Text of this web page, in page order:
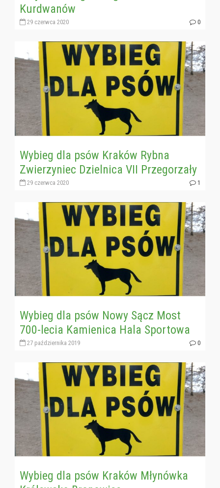
Kurdwanów
29 czerwca 2020 0
Wybieg dla psów Kraków Rybna
Zwierzyniec Dzielnica VII Przegorzały
29 czerwca 2020 1
Wybieg dla psów Nowy Sącz Most
700-lecia Kamienica Hala Sportowa
27 października 2019 0
Wybieg dla psów Kraków Młynówka